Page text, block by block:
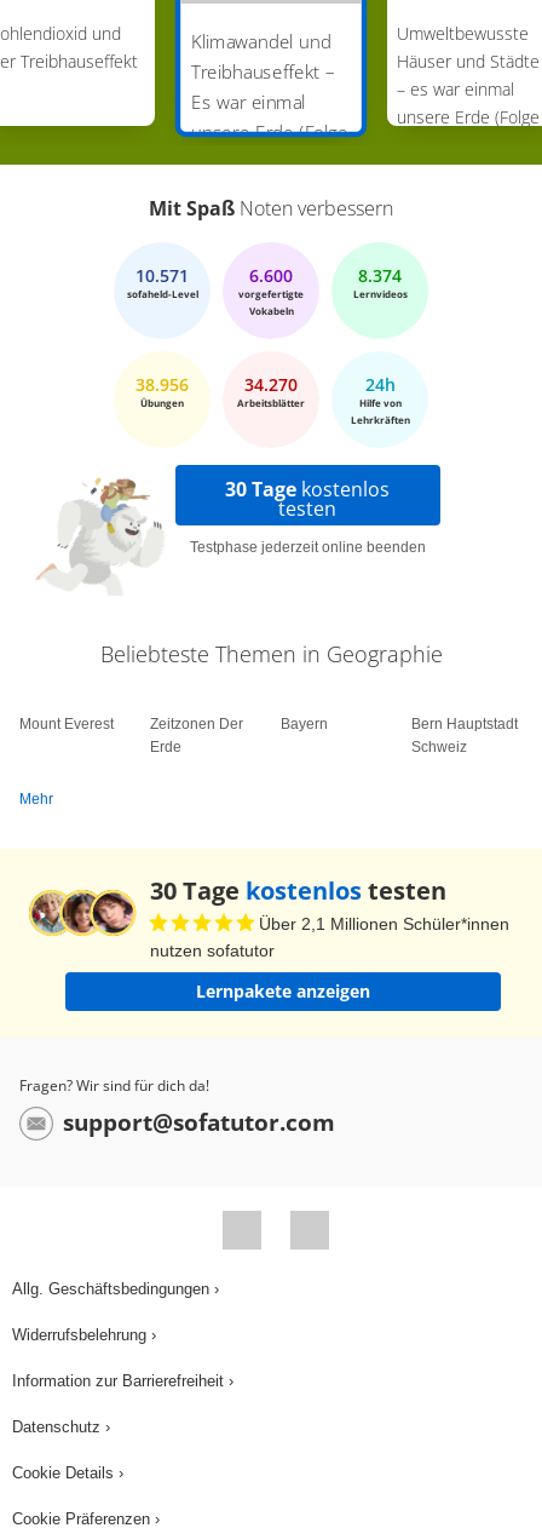
und
Treibhauseffekt
Klimawandel und
Treibhauseffekt –
Es war einmal
unsere Erde (Folge
2)
Umweltbewusste
Häuser und Städte
– es war einmal
unsere Erde (Folge
Mit Spaß Noten verbessern
10.571
sofaheld-Level
6.600
vorgefertigte
Vokabeln
8.374
Lernvideos
38.956
Übungen
34.270
Arbeitsblätter
24h
Hilfe von
Lehrkräften
30 Tage kostenlos
testen
Testphase jederzeit online beenden
Beliebteste Themen in Geographie
Mount Everest
Zeitzonen Der
Erde
Bayern
Bern Hauptstadt
Schweiz
Mehr
30 Tage kostenlostesten
Über 2,1 Millionen Schüler*innen
nutzen sofatutor
Lernpakete anzeigen
Fragen? Wir sind für dich da!
support@sofatutor.com
Allg. Geschäftsbedingungen ›
Widerrufsbelehrung ›
Information zur Barrierefreiheit ›
Datenschutz ›
Cookie Details ›
Cookie Präferenzen ›